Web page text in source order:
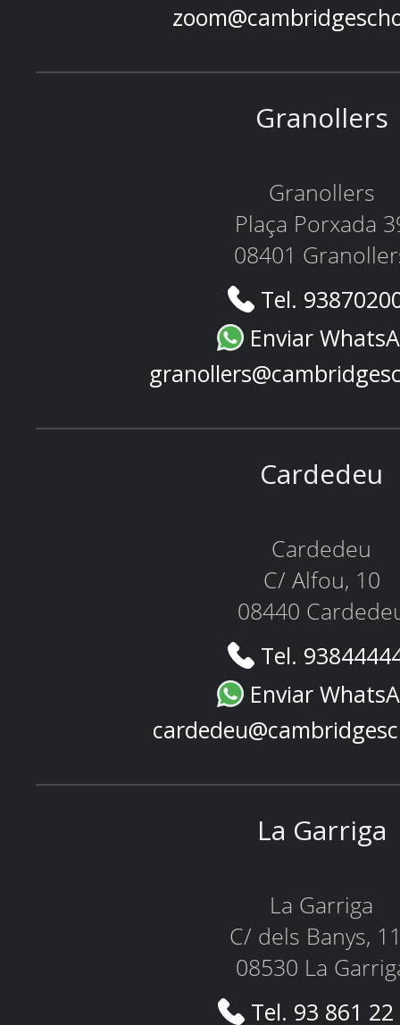
Granollers
Granollers
Plaça Porxada
08401
Tel.
Enviar
Cardedeu
Cardedeu
C/ Alfou, 10
08440
Tel.
Enviar
La Garriga
La Garriga
C/ dels Banys,
08530 La
Tel. 93 861